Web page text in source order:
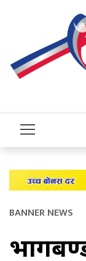
BANNER NEWS